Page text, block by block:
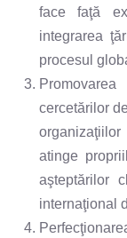
face faţă
integrarea
procesul
cercetărilor
atinge
aşteptărilor
internaţional